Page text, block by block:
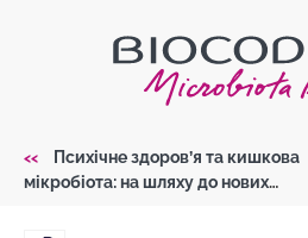
Breadcrumb
Психічне здоров’я та кишкова
мікробіота: на шляху до нових